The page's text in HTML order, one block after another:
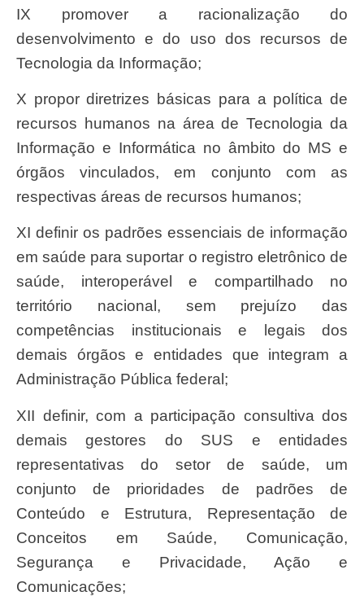
IX promover a racionalização do
desenvolvimento e do uso dos recursos de
Tecnologia da Informação;
X propor diretrizes básicas para a política de
recursos humanos na área de Tecnologia da
Informação e Informática no âmbito do MS e
órgãos vinculados, em conjunto com as
respectivas áreas de recursos humanos;
XI definir os padrões essenciais de informação
em saúde para suportar o registro eletrônico de
saúde, interoperável e compartilhado no
território nacional, sem prejuízo das
competências institucionais e legais dos
demais órgãos e entidades que integram a
Administração Pública federal;
XII definir, com a participação consultiva dos
demais gestores do SUS e entidades
representativas do setor de saúde, um
conjunto de prioridades de padrões de
Conteúdo e Estrutura, Representação de
Conceitos em Saúde, Comunicação,
Segurança e Privacidade, Ação e
Comunicações;